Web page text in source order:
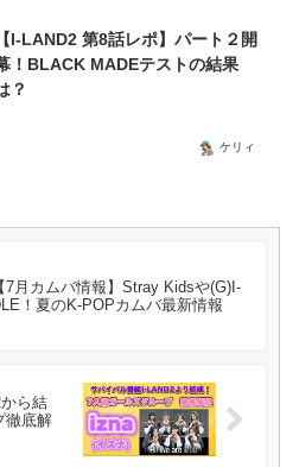
【I-LAND2 第8話レポ】パート２開
！BLACK MADEテストの結果
？
ケリィ
【7月カムバ情報】Stray Kidsや(G)I-
！夏のK-POPカムバ最新情報
ら結
徹底解